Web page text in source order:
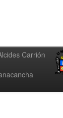
Carrión